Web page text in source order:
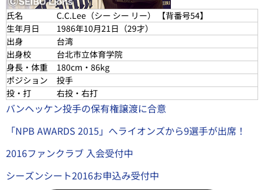
氏名
C.C.Lee（シー シー リー） 【背番号54】
生年月日
1986年10月21日（29才）
出身
台湾
出身校
台北市立体育学院
身長・体重
180cm・86kg
ポジション
投手
投・打
右投・右打
バンヘッケン投手の保有権譲渡に合意
「NPB AWARDS 2015」へライオンズから9選手が出席！
2016ファンクラブ 入会受付中
シーズンシート2016お申込み受付中